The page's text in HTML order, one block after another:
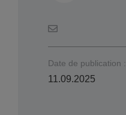
Date de publication :
11.09.2025